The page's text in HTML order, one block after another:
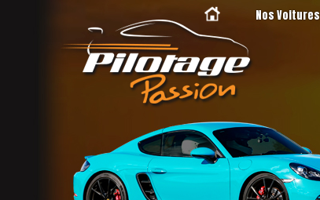
Nos Voitures